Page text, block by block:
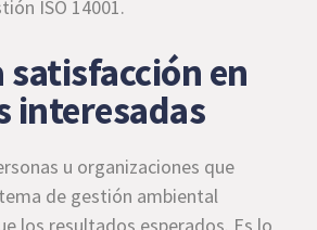
ISO 14001.
satisfacción en
interesadas
u organizaciones que
de gestión ambiental